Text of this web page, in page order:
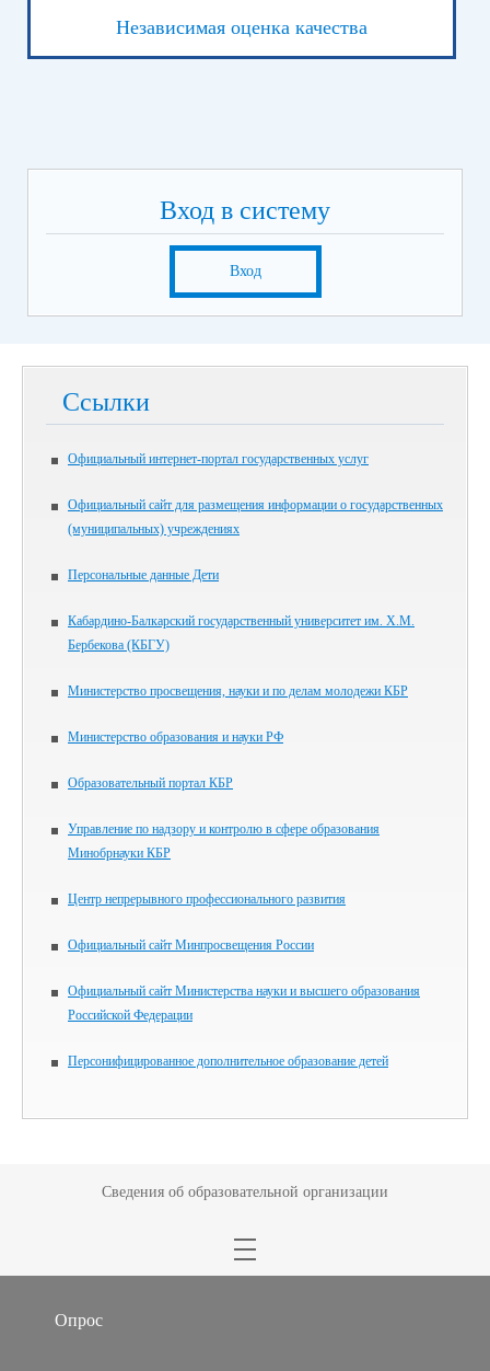
Независимая оценка качества
Вход в систему
Вход
Ссылки
Официальный интернет-портал государственных услуг
Официальный сайт для размещения информации о государственных
(муниципальных) учреждениях
Персональные данные Дети
Кабардино-Балкарский государственный университет им. Х.М.
Бербекова (КБГУ)
Министерство просвещения, науки и по делам молодежи КБР
Министерство образования и науки РФ
Образовательный портал КБР
Управление по надзору и контролю в сфере образования
Минобрнауки КБР
Центр непрерывного профессионального развития
Официальный сайт Минпросвещения России
Официальный сайт Министерства науки и высшего образования
Российской Федерации
Персонифицированное дополнительное образование детей
Сведения об образовательной организации
Опрос